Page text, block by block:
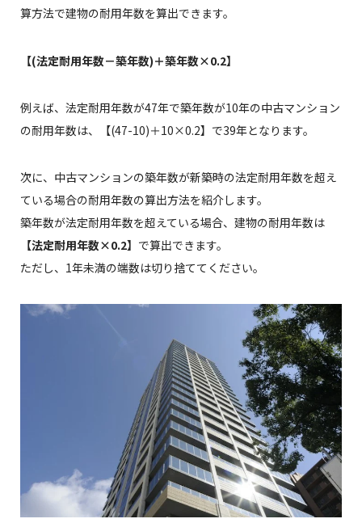
算方法で建物の耐用年数を算出できます。
【(法定耐用年数－築年数)＋築年数×0.2】
例えば、法定耐用年数が47年で築年数が10年の中古マンション
の耐用年数は、【(47-10)＋10×0.2】で39年となります。
次に、中古マンションの築年数が新築時の法定耐用年数を超え
ている場合の耐用年数の算出方法を紹介します。
築年数が法定耐用年数を超えている場合、建物の耐用年数は
【法定耐用年数×0.2】 で算出できます。
ただし、1年未満の端数は切り捨ててください。